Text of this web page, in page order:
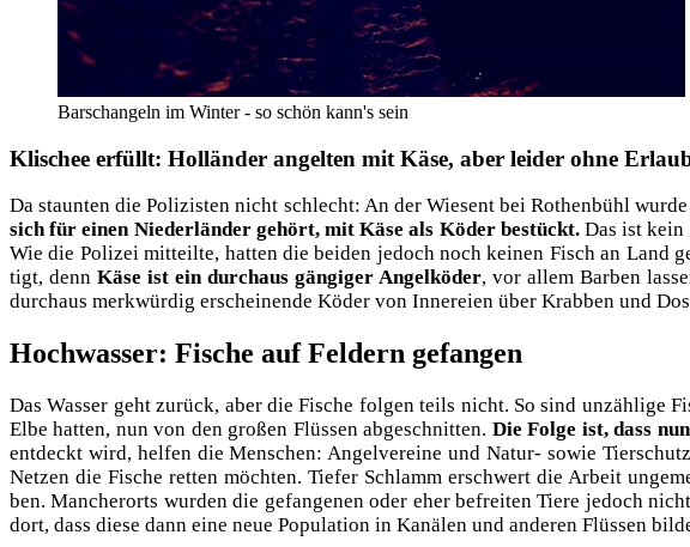
Barschangeln im Winter - so schön kann's sein
Klischee erfüllt: Holländer angelten mit Käse, aber leider ohne
Da staun­ten die Poli­zis­ten nicht schlecht: An der Wie­sent bei Rothen­bühl
sich für einen Nie­der­län­der gehört, mit Käse als Köder bestückt.Das ist kein
Wie die Poli­zei mit­teil­te, hat­ten die bei­den jedoch noch kei­nen Fisch an
tigt, dennKäse ist ein durch­aus gän­gi­ger Angel­kö­der, vor allem Bar­ben
durch­aus merk­wür­dig erschei­nen­de Köder von Inne­rei­en über Krab­ben und
Hochwasser: Fische auf Feldern gefangen
Das Was­ser geht zurück, aber die Fische fol­gen teils nicht. So sind unzäh­li­ge
Elbe hat­ten, nun von den gro­ßen Flüs­sen abge­schnit­ten. Die Fol­ge ist, dass
ent­deckt wird, hel­fen die Men­schen: Angel­ver­ei­ne und Natur- sowie
Net­zen die Fische ret­ten möch­ten. Tie­fer Schlamm erschwert die Arbeit
ben. Man­cher­orts wur­den die gefan­ge­nen oder eher befrei­ten Tie­re jedoch
dort, dass die­se dann eine neue Popu­la­ti­on in Kanä­len und ande­ren Flüs­sen